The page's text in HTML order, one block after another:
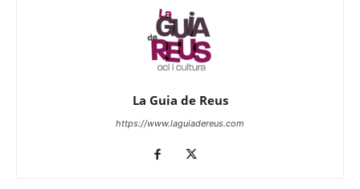
La Guia de Reus
https://www.laguiadereus.com